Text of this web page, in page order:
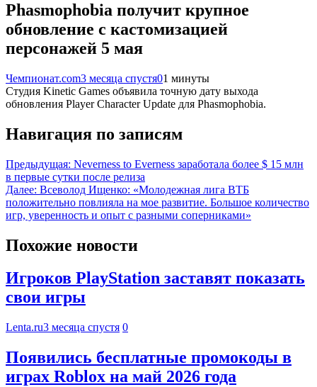
Phasmophobia получит крупное
обновление с кастомизацией
персонажей 5 мая
Чемпионат.com3 месяца спустя01 минуты
Студия Kinetic Games объявила точную дату выхода
обновления Player Character Update для Phasmophobia.
Навигация по записям
Предыдущая: Neverness to Everness заработала более $ 15 млн
в первые сутки после релиза
Далее: Всеволод Ищенко: «Молодежная лига ВТБ
положительно повлияла на мое развитие. Большое количество
игр, уверенность и опыт с разными соперниками»
Похожие новости
Игроков PlayStation заставят показать
свои игры
Lenta.ru3 месяца спустя 0
Появились бесплатные промокоды в
играх Roblox на май 2026 года